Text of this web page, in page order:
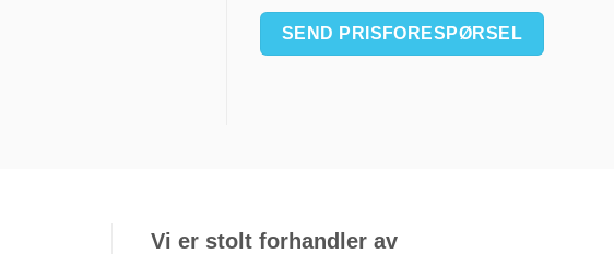
Vi er stolt forhandler av